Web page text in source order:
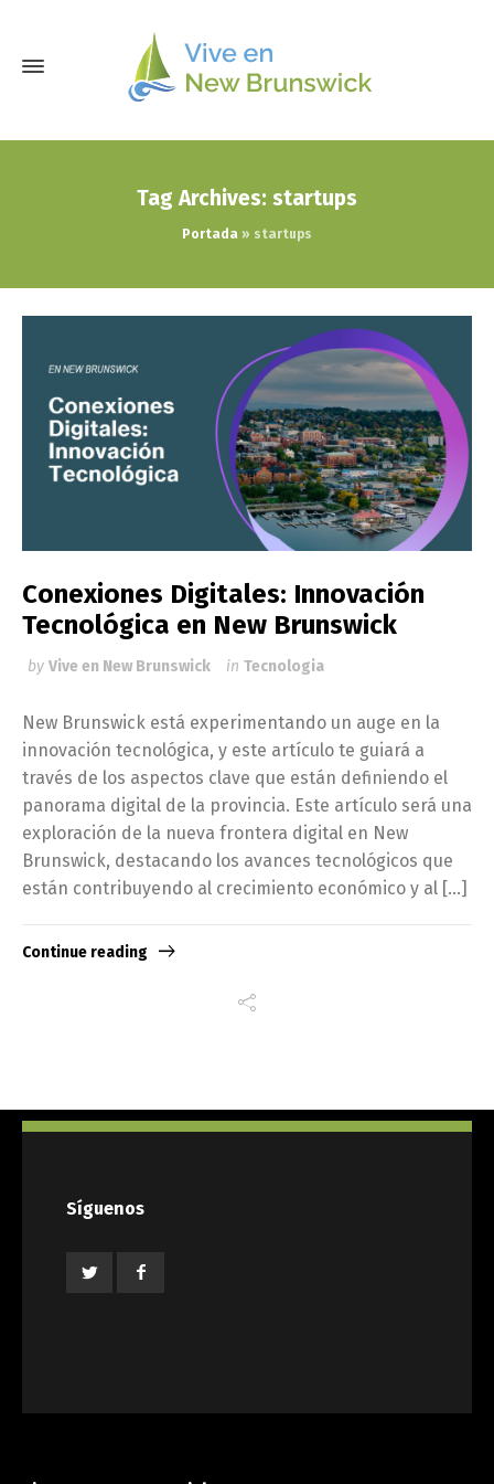
Tag Archives: startups
Portada » startups
Conexiones Digitales: Innovación
Tecnológica en New Brunswick
by Vive en New Brunswick in Tecnologia
New Brunswick está experimentando un auge en la
innovación tecnológica, y este artículo te guiará a
través de los aspectos clave que están definiendo el
panorama digital de la provincia. Este artículo será una
exploración de la nueva frontera digital en New
Brunswick, destacando los avances tecnológicos que
están contribuyendo al crecimiento económico y al […]
Continue reading
Síguenos